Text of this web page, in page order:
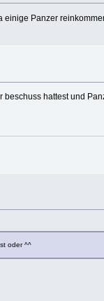
einige Panzer
hattest und
oder ^^